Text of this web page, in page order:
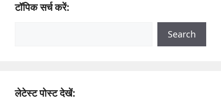
टॉपिक सर्च करें:
Search
लेटेस्ट पोस्ट देखें: